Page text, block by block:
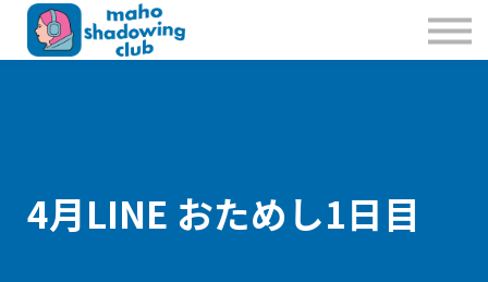
私たちのこと
お問合せ
4月LINE おためし1日目